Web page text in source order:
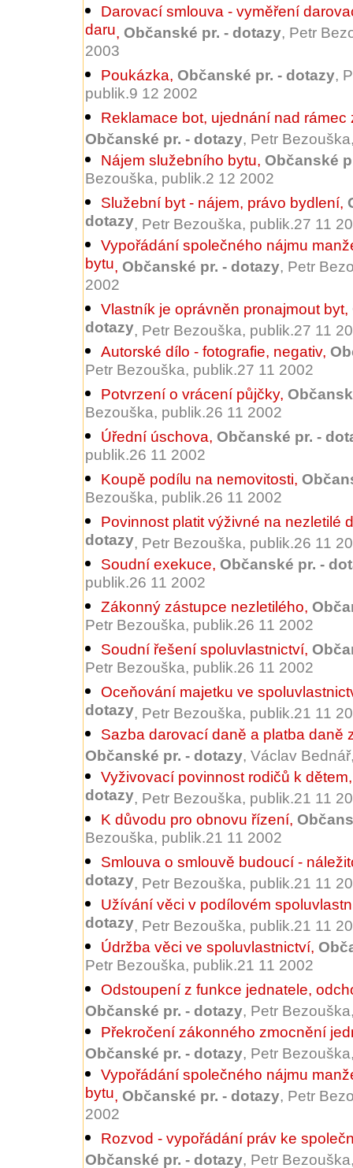
Darovací smlouva - vyměření
daru, Občanské pr. - dotazy, Petr
2003
Poukázka, Občanské pr. - dotazy,
publik.9 12 2002
Reklamace bot, ujednání nad
Občanské pr. - dotazy, Petr
Nájem služebního bytu, Občanské
Bezouška, publik.2 12 2002
Služební byt - nájem, právo bydlení,
dotazy, Petr Bezouška, publik.27 11
Vypořádání společného nájmu
bytu, Občanské pr. - dotazy, Petr
2002
Vlastník je oprávněn pronajmout byt,
dotazy, Petr Bezouška, publik.27 11
Autorské dílo - fotografie, negativ,
Petr Bezouška, publik.27 11 2002
Potvrzení o vrácení půjčky,
Bezouška, publik.26 11 2002
Úřední úschova, Občanské pr. -
publik.26 11 2002
Koupě podílu na nemovitosti,
Bezouška, publik.26 11 2002
Povinnost platit výživné na nezletilé
dotazy, Petr Bezouška, publik.26 11
Soudní exekuce, Občanské pr. -
publik.26 11 2002
Zákonný zástupce nezletilého,
Petr Bezouška, publik.26 11 2002
Soudní řešení spoluvlastnictví,
Petr Bezouška, publik.26 11 2002
Oceňování majetku ve
dotazy, Petr Bezouška, publik.21 11
Sazba darovací daně a platba daně
Občanské pr. - dotazy, Václav
Vyživovací povinnost rodičů k dětem
dotazy, Petr Bezouška, publik.21 11
K důvodu pro obnovu řízení,
Bezouška, publik.21 11 2002
Smlouva o smlouvě budoucí -
dotazy, Petr Bezouška, publik.21 11
Užívání věci v podílovém
dotazy, Petr Bezouška, publik.21 11
Údržba věci ve spoluvlastnictví,
Petr Bezouška, publik.21 11 2002
Odstoupení z funkce jednatele,
Občanské pr. - dotazy, Petr
Překročení zákonného zmocnění
Občanské pr. - dotazy, Petr
Vypořádání společného nájmu
bytu, Občanské pr. - dotazy, Petr
2002
Rozvod - vypořádání práv ke
Občanské pr. - dotazy, Petr